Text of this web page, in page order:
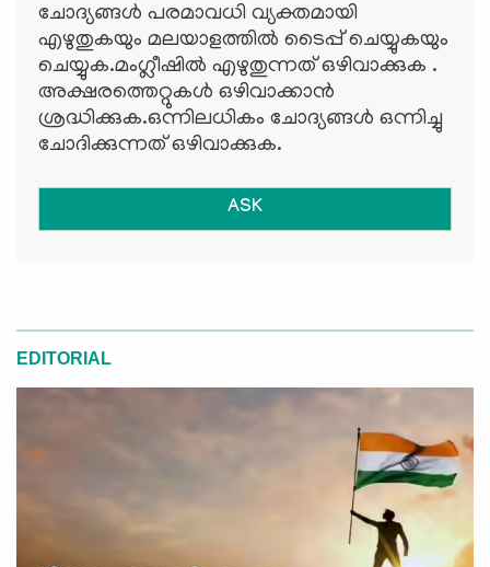
ചോദ്യങ്ങള്‍ പരമാവധി വ്യക്തമായി
എഴുതുകയും മലയാളത്തില്‍ ടൈപ്പ് ചെയ്യുകയും
ചെയ്യുക.മംഗ്ലീഷില്‍ എഴുതുന്നത് ഒഴിവാക്കുക .
അക്ഷരത്തെറ്റുകള്‍ ഒഴിവാക്കാന്‍
ശ്രദ്ധിക്കുക.ഒന്നിലധികം ചോദ്യങ്ങള്‍ ഒന്നിച്ചു
ചോദിക്കുന്നത് ഒഴിവാക്കുക.
ASK
EDITORIAL